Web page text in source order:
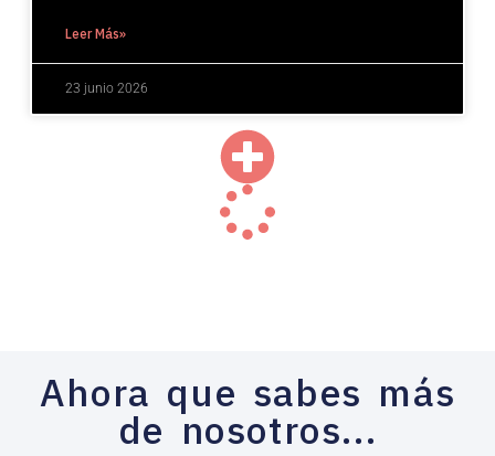
Leer Más»
23 junio 2026
Ahora que sabes más
de nosotros...